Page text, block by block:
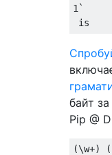
1`
байт
Pip @
(\w+)